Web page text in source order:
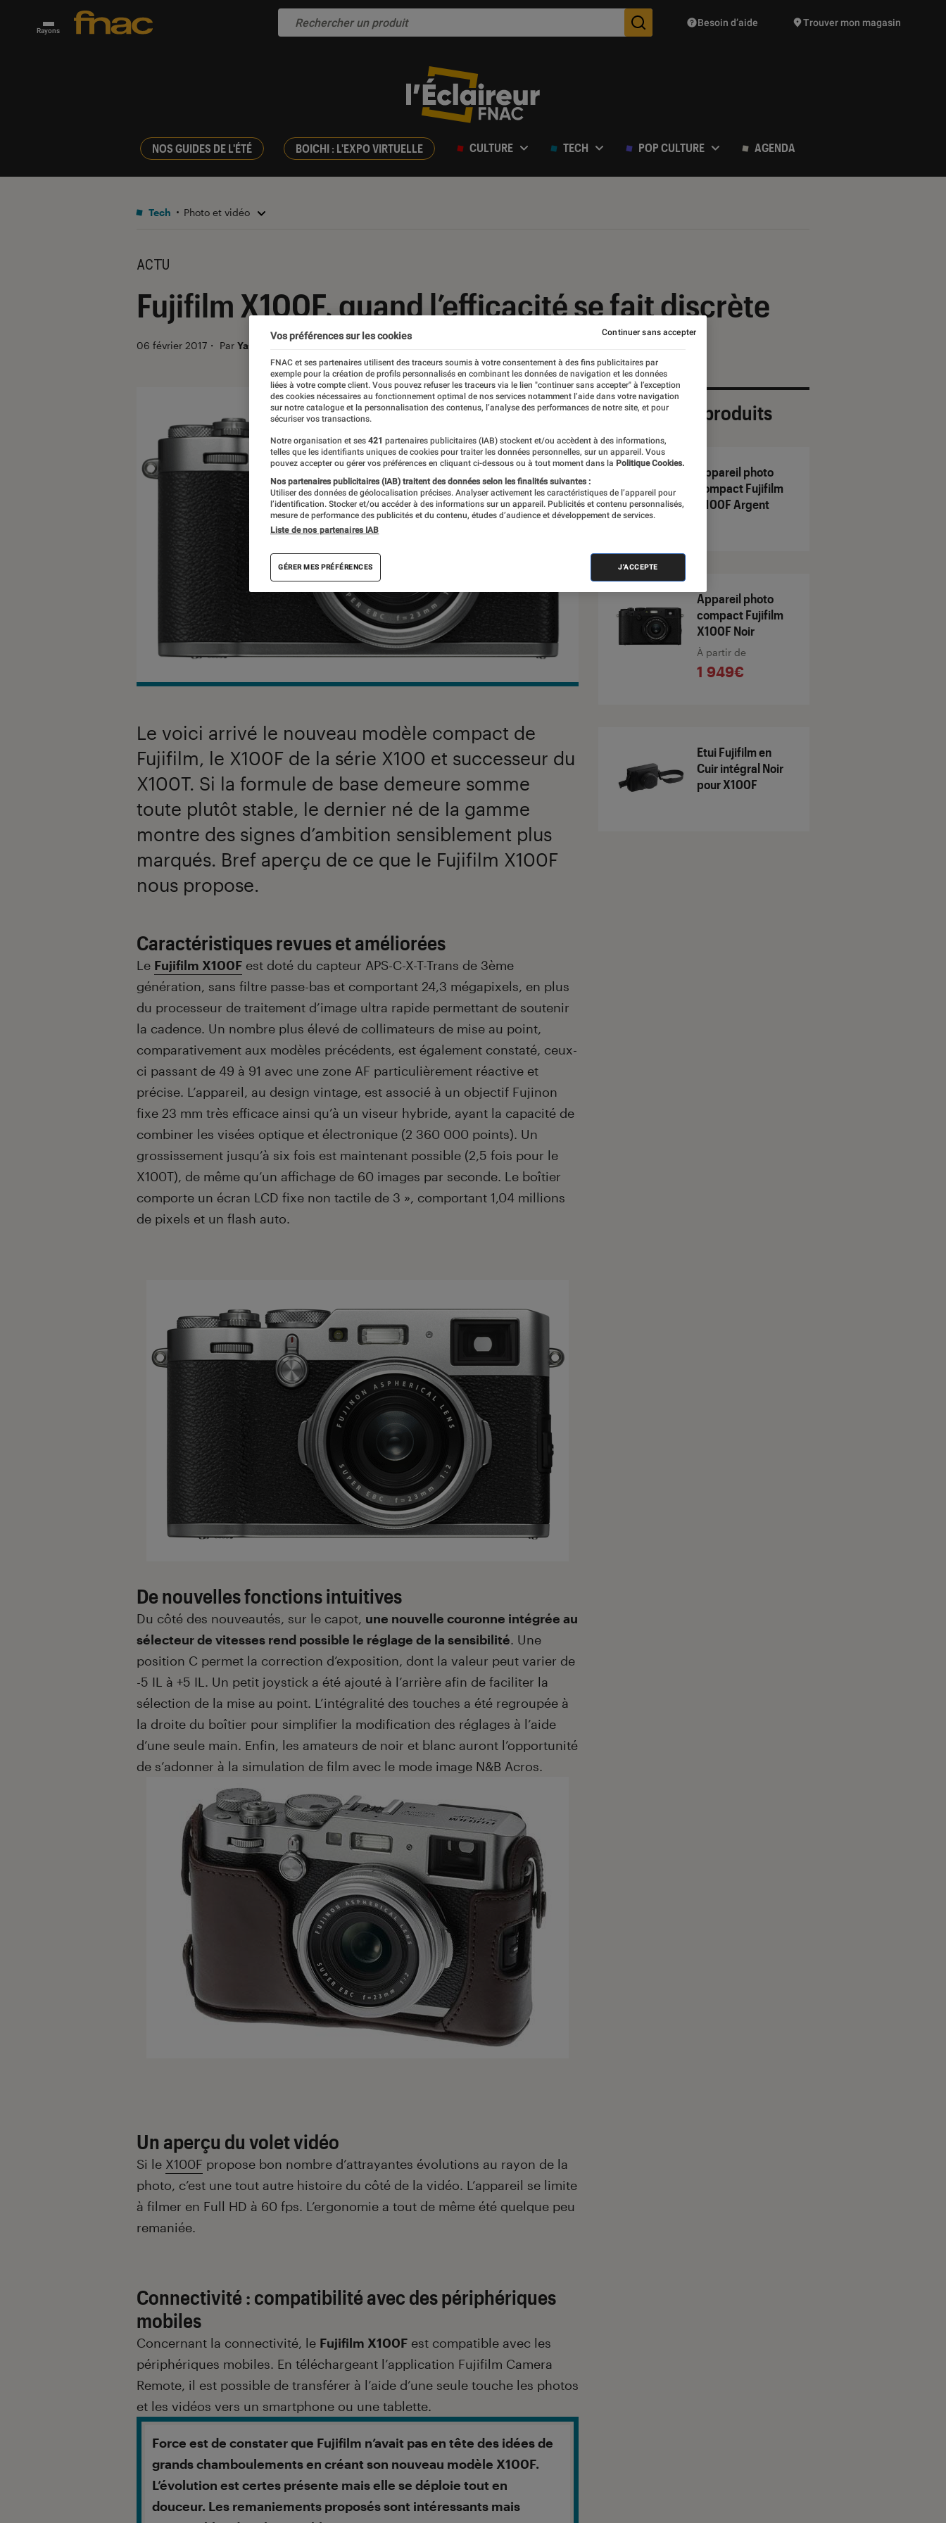
Rayons Des suggestions de produits vont vous être proposées
Besoin d’aide Trouver mon magasin
NOS GUIDES DE L'ÉTÉ BOICHI : L'EXPO VIRTUELLE CULTURE TECH POP CULTURE AGENDA
Tech Photo et vidéo
ACTU
Fujifilm X100F, quand l’efficacité se fait discrète
06 février 2017 ・ Par Yasmina
Le voici arrivé le nouveau modèle compact de
Fujifilm, le X100F de la série X100 et successeur du
X100T. Si la formule de base demeure somme
toute plutôt stable, le dernier né de la gamme
montre des signes d’ambition sensiblement plus
marqués. Bref aperçu de ce que le Fujifilm X100F
nous propose.
Caractéristiques revues et améliorées
Le Fujifilm X100F est doté du capteur APS-C-X-T-Trans de 3ème
génération, sans filtre passe-bas et comportant 24,3 mégapixels, en plus
du processeur de traitement d’image ultra rapide permettant de soutenir
la cadence. Un nombre plus élevé de collimateurs de mise au point,
comparativement aux modèles précédents, est également constaté, ceux-
ci passant de 49 à 91 avec une zone AF particulièrement réactive et
précise. L’appareil, au design vintage, est associé à un objectif Fujinon
fixe 23 mm très efficace ainsi qu’à un viseur hybride, ayant la capacité de
combiner les visées optique et électronique (2 360 000 points). Un
grossissement jusqu’à six fois est maintenant possible (2,5 fois pour le
X100T), de même qu’un affichage de 60 images par seconde. Le boîtier
comporte un écran LCD fixe non tactile de 3 », comportant 1,04 millions
de pixels et un flash auto.
De nouvelles fonctions intuitives
Du côté des nouveautés, sur le capot, une nouvelle couronne intégrée au
sélecteur de vitesses rend possible le réglage de la sensibilité. Une
position C permet la correction d’exposition, dont la valeur peut varier de
-5 IL à +5 IL. Un petit joystick a été ajouté à l’arrière afin de faciliter la
sélection de la mise au point. L’intégralité des touches a été regroupée à
la droite du boîtier pour simplifier la modification des réglages à l’aide
d’une seule main. Enfin, les amateurs de noir et blanc auront l’opportunité
de s’adonner à la simulation de film avec le mode image N&B Acros.
Un aperçu du volet vidéo
Si le X100F propose bon nombre d’attrayantes évolutions au rayon de la
photo, c’est une tout autre histoire du côté de la vidéo. L’appareil se limite
à filmer en Full HD à 60 fps. L’ergonomie a tout de même été quelque peu
remaniée.
Connectivité : compatibilité avec des périphériques
mobiles
Concernant la connectivité, le Fujifilm X100F est compatible avec les
périphériques mobiles. En téléchargeant l’application Fujifilm Camera
Remote, il est possible de transférer à l’aide d’une seule touche les photos
et les vidéos vers un smartphone ou une tablette.
Force est de constater que Fujifilm n’avait pas en tête des idées de
grands chamboulements en créant son nouveau modèle X100F.
L’évolution est certes présente mais elle se déploie tout en
douceur. Les remaniements proposés sont intéressants mais
Sélection de produits
Appareil photo
compact Fujifilm
X100F Argent
Appareil photo
compact Fujifilm
X100F Noir
À partir de
1 949€
Etui Fujifilm en
Cuir intégral Noir
pour X100F
Vos préférences sur les cookies
FNAC et ses partenaires utilisent des traceurs soumis à votre consentement à des fins publicitaires par
exemple pour la création de profils personnalisés en combinant les données de navigation et les données
liées à votre compte client. Vous pouvez refuser les traceurs via le lien "continuer sans accepter" à l’exception
des cookies nécessaires au fonctionnement optimal de nos services notamment l’aide dans votre navigation
sur notre catalogue et la personnalisation des contenus, l’analyse des performances de notre site, et pour
sécuriser vos transactions.
Notre organisation et ses 421 partenaires publicitaires (IAB) stockent et/ou accèdent à des informations,
telles que les identifiants uniques de cookies pour traiter les données personnelles, sur un appareil. Vous
pouvez accepter ou gérer vos préférences en cliquant ci-dessous ou à tout moment dans la Politique Cookies.
Nos partenaires publicitaires (IAB) traitent des données selon les finalités suivantes :
Utiliser des données de géolocalisation précises. Analyser activement les caractéristiques de l’appareil pour
l’identification. Stocker et/ou accéder à des informations sur un appareil. Publicités et contenu personnalisés,
mesure de performance des publicités et du contenu, études d’audience et développement de services.
Liste de nos partenaires IAB
GÉRER MES PRÉFÉRENCES J'ACCEPTE
Continuer sans accepter